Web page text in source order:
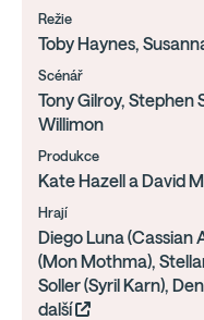
Režie
Toby Haynes,
Scénář
Tony Gilroy, Stephen
Willimon
Produkce
Kate Hazell a David
Hrají
Diego Luna (Cassian
(Mon Mothma),
Soller (Syril Karn),
další